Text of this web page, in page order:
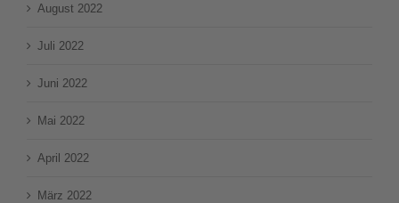
August 2022
Juli 2022
Juni 2022
Mai 2022
April 2022
März 2022